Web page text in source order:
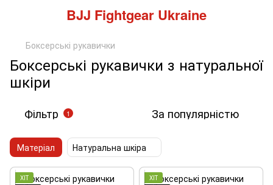
BJJ Fightgear Ukraine
Боксерські рукавички
Боксерські рукавички з натуральної
шкіри
Фільтр 1 За популярністю
Матеріал Натуральна шкіра
ХІТ
ХІТ